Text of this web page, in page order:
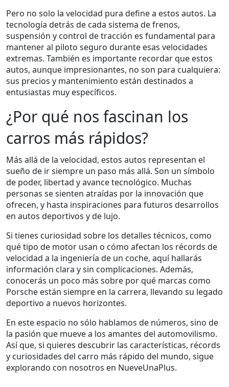
Pero no solo la velocidad pura define a estos autos. La
tecnología detrás de cada sistema de frenos,
suspensión y control de tracción es fundamental para
mantener al piloto seguro durante esas velocidades
extremas. También es importante recordar que estos
autos, aunque impresionantes, no son para cualquiera:
sus precios y mantenimiento están destinados a
entusiastas muy específicos.
¿Por qué nos fascinan los
carros más rápidos?
Más allá de la velocidad, estos autos representan el
sueño de ir siempre un paso más allá. Son un símbolo
de poder, libertad y avance tecnológico. Muchas
personas se sienten atraídas por la innovación que
ofrecen, y hasta inspiraciones para futuros desarrollos
en autos deportivos y de lujo.
Si tienes curiosidad sobre los detalles técnicos, como
qué tipo de motor usan o cómo afectan los récords de
velocidad a la ingeniería de un coche, aquí hallarás
información clara y sin complicaciones. Además,
conocerás un poco más sobre por qué marcas como
Porsche están siempre en la carrera, llevando su legado
deportivo a nuevos horizontes.
En este espacio no sólo hablamos de números, sino de
la pasión que mueve a los amantes del automovilismo.
Así que, si quieres descubrir las características, récords
y curiosidades del carro más rápido del mundo, sigue
explorando con nosotros en NueveUnaPlus.